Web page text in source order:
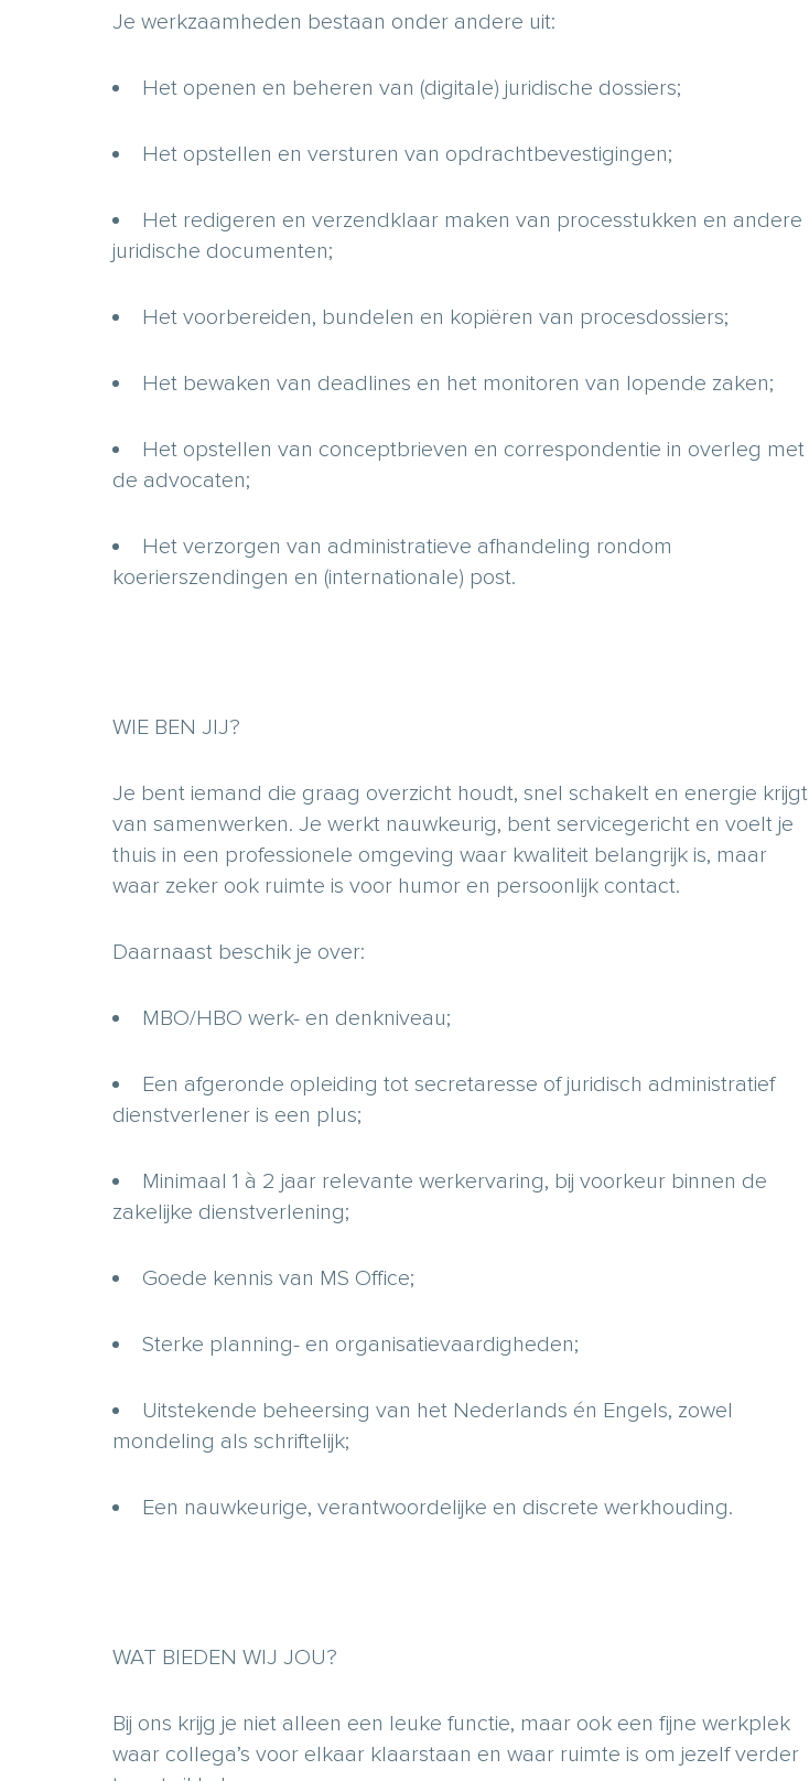
Je werkzaamheden bestaan onder andere uit:
Het openen en beheren van (digitale) juridische dossiers;
Het opstellen en versturen van opdrachtbevestigingen;
Het redigeren en verzendklaar maken van processtukken en andere
juridische documenten;
Het voorbereiden, bundelen en kopiëren van procesdossiers;
Het bewaken van deadlines en het monitoren van lopende zaken;
Het opstellen van conceptbrieven en correspondentie in overleg met
de advocaten;
Het verzorgen van administratieve afhandeling rondom
koerierszendingen en (internationale) post.
WIE BEN JIJ?
Je bent iemand die graag overzicht houdt, snel schakelt en energie krijgt
van samenwerken. Je werkt nauwkeurig, bent servicegericht en voelt je
thuis in een professionele omgeving waar kwaliteit belangrijk is, maar
waar zeker ook ruimte is voor humor en persoonlijk contact.
Daarnaast beschik je over:
MBO/HBO werk- en denkniveau;
Een afgeronde opleiding tot secretaresse of juridisch administratief
dienstverlener is een plus;
Minimaal 1 à 2 jaar relevante werkervaring, bij voorkeur binnen de
zakelijke dienstverlening;
Goede kennis van MS Office;
Sterke planning- en organisatievaardigheden;
Uitstekende beheersing van het Nederlands én Engels, zowel
mondeling als schriftelijk;
Een nauwkeurige, verantwoordelijke en discrete werkhouding.
WAT BIEDEN WIJ JOU?
Bij ons krijg je niet alleen een leuke functie, maar ook een fijne werkplek
waar collega’s voor elkaar klaarstaan en waar ruimte is om jezelf verder